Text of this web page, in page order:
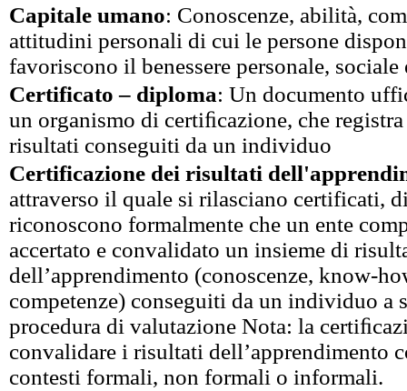
Capitale umano: Conoscenze, abilità,
attitudini personali di cui le persone
favoriscono il benessere personale, sociale
Certificato – diploma: Un documento
un organismo di certiﬁcazione, che
risultati conseguiti da un individuo
Certificazione dei risultati
attraverso il quale si rilasciano certificati,
riconoscono formalmente che un ente
accertato e convalidato un insieme di
dell’apprendimento (conoscenze, know-
competenze) conseguiti da un individuo a
procedura di valutazione Nota: la
convalidare i risultati dell’apprendimento
contesti formali, non formali o informali.